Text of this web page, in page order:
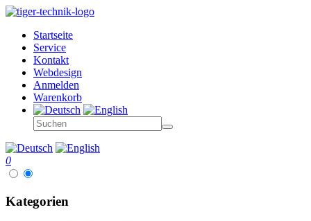
Startseite
Service
Kontakt
Webdesign
Anmelden
Warenkorb
0
Kategorien